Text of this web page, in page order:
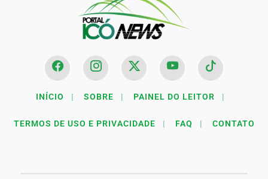
INÍCIO | SOBRE | PAINEL DO LEITOR |
TERMOS DE USO E PRIVACIDADE | FAQ | CONTATO